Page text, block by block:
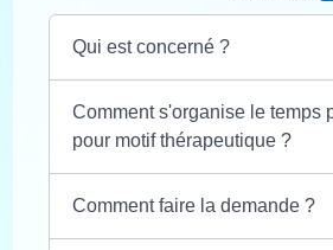
Qui est concerné ?
Comment s'organise le temps
pour motif thérapeutique ?
Comment faire la demande ?